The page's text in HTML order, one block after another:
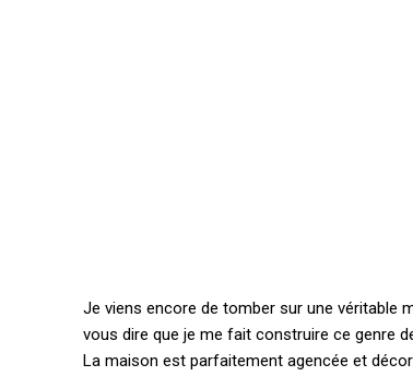
Je viens encore de tomber sur une véritable
vous dire que je me fait construire ce genre
La maison est parfaitement agencée et